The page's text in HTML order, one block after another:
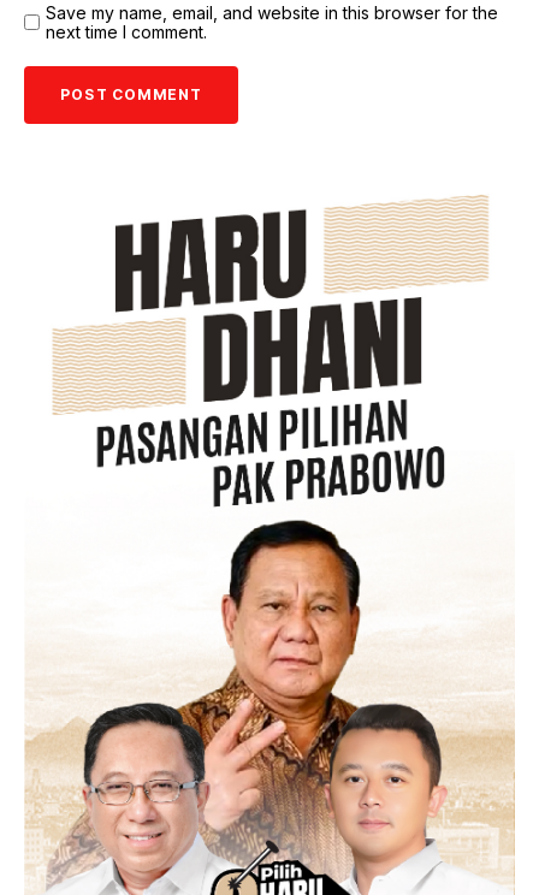
Save my name, email, and website in this browser for the
next time I comment.